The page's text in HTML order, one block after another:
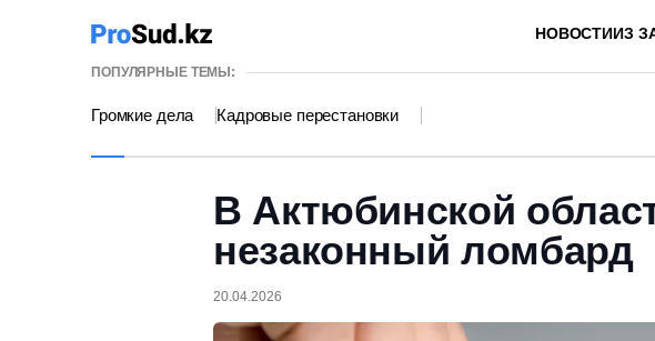
НОВОСТИИЗ
ПОПУЛЯРНЫЕ ТЕМЫ:
Громкие дела Кадровые перестановки
В Актюбинской
незаконный ломбард
20.04.2026